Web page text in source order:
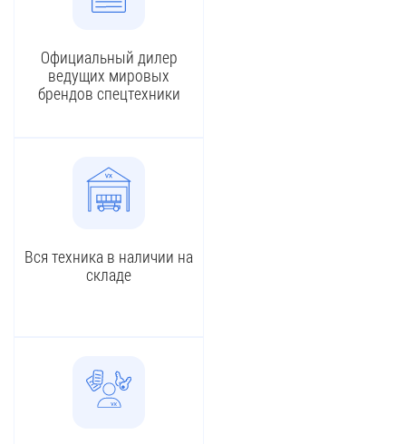
Официальный дилер
ведущих мировых
брендов спецтехники
Вся техника в наличии на
складе